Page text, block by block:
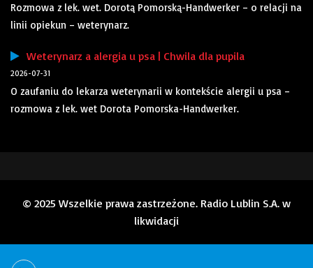
Rozmowa z lek. wet. Dorotą Pomorską-Handwerker – o relacji na
linii opiekun – weterynarz.
Weterynarz a alergia u psa | Chwila dla pupila
2026-07-31
O zaufaniu do lekarza weterynarii w kontekście alergii u psa –
rozmowa z lek. wet Dorota Pomorska-Handwerker.
© 2025 Wszelkie prawa zastrzeżone. Radio Lublin S.A. w
likwidacji